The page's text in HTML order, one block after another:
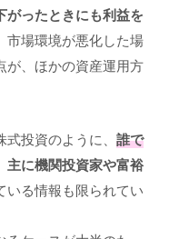
がったときにも利益を
市場環境が悪化した場
が、ほかの資産運用方
投資のように、 誰で
主に機関投資家や富裕
いる情報も限られてい